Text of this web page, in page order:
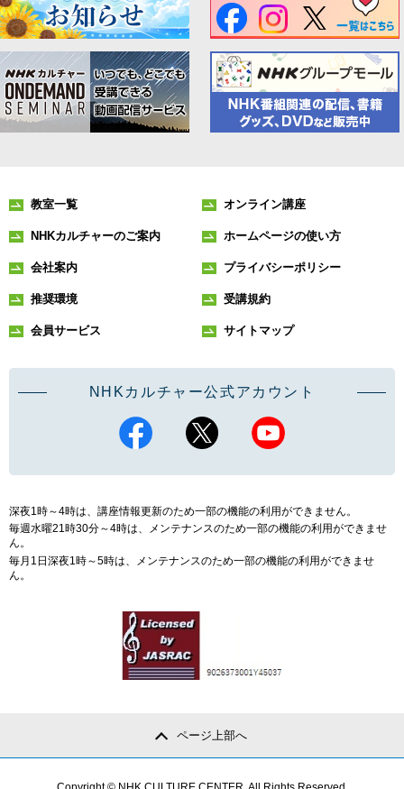
教室一覧 オンライン講座
NHKカルチャーのご案内 ホームページの使い方
会社案内 プライバシーポリシー
推奨環境 受講規約
会員サービス サイトマップ
NHKカルチャー公式アカウント
深夜1時～4時は、講座情報更新のため一部の機能の利用ができません。
毎週水曜21時30分～4時は、メンテナンスのため一部の機能の利用ができませ
ん。
毎月1日深夜1時～5時は、メンテナンスのため一部の機能の利用ができませ
ん。
ページ上部へ